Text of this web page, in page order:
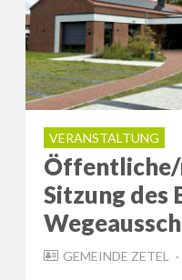
VERANSTALTUNG
Sitzung des
GEMEINDE ZETEL